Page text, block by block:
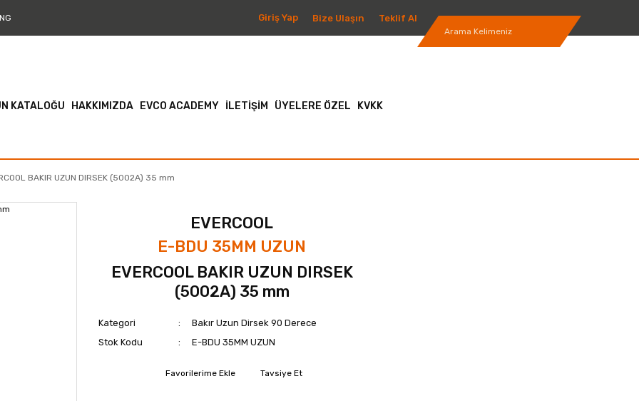
Giriş Yap Bize Ulaşın Teklif Al
KATALOĞU HAKKIMIZDA EVCO ACADEMY İLETİŞİM ÜYELERE ÖZEL KVKK
BAKIR UZUN DIRSEK (5002A) 35 mm
EVERCOOL
E-BDU 35MM UZUN
EVERCOOL BAKIR UZUN DIRSEK
(5002A) 35 mm
Kategori
Bakır Uzun Dirsek 90 Derece
Stok Kodu
E-BDU 35MM UZUN
Tavsiye Et